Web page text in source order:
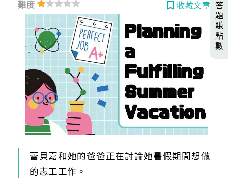
難度 收藏文章
蕾貝嘉和她的爸爸正在討論她暑假期間想做
的志工工作。
答
題
賺
點
數